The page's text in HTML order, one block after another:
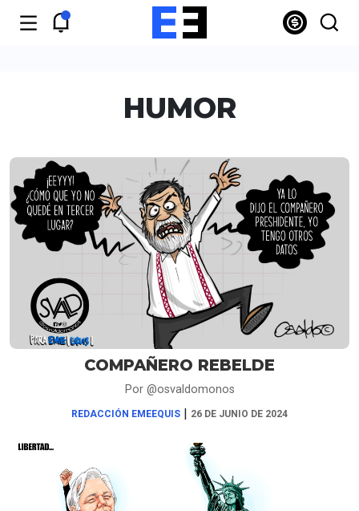
HUMOR
COMPAÑERO REBELDE
Por @osvaldomonos
REDACCIÓN EMEEQUIS | 26 DE JUNIO DE 2024